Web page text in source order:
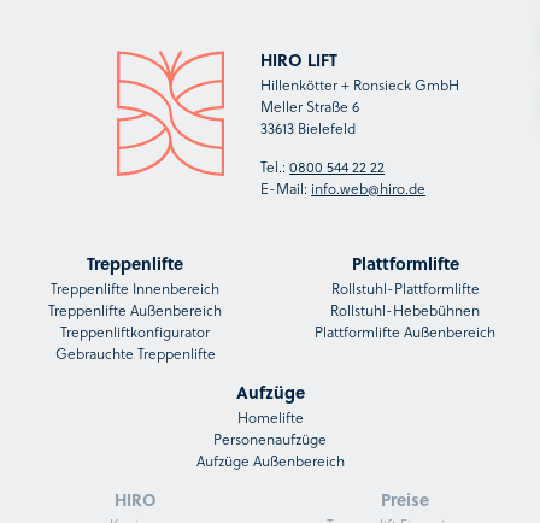
HIRO LIFT
Hillenkötter + Ronsieck GmbH
Meller Straße 6
33613 Bielefeld
Tel.:0800 544 22 22
E-Mail: info.web@hiro.de
Treppenlifte
Treppenlifte Innenbereich
Treppenlifte Außenbereich
Treppenliftkonfigurator
Gebrauchte Treppenlifte
Plattformlifte
Rollstuhl-Plattformlifte
Rollstuhl-Hebebühnen
Plattformlifte Außenbereich
Aufzüge
Homelifte
Personenaufzüge
Aufzüge Außenbereich
HIRO Preise